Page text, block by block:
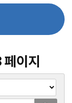
이지